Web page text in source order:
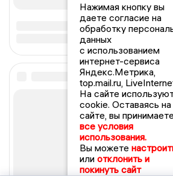
Нажимая кнопку вы
даете согласие на
обработку
данных
с использованием
интернет-сервиса
Яндекс.Метрика,
top.mail.ru,
На сайте
cookie. Оставаясь на
сайте, вы принимаете
все условия
использования.
Вы можете
или отклонить и
покинуть сайт